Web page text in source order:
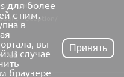
учредителю:
для более
с ним.
в
вы
В случае
браузере
Принять